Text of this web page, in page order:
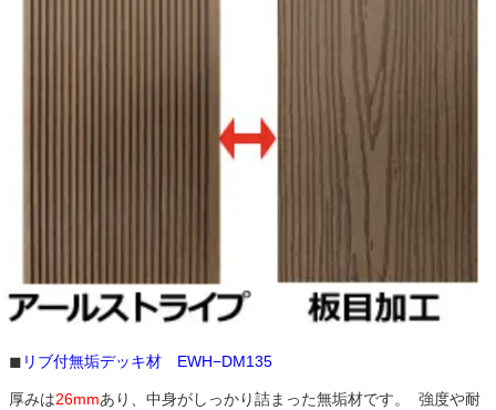
◼︎ リブ付無垢デッキ材 EWH−DM135
厚みは26mmあり、中身がしっかり詰まった無垢材です。 強度や耐